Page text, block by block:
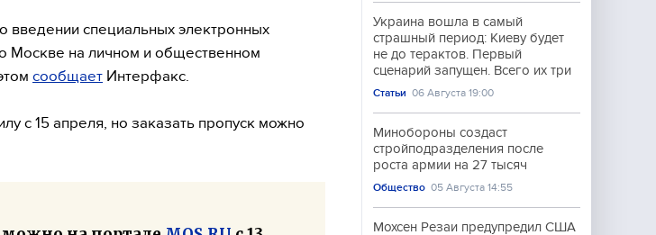
введении специальных электронных
Москве на личном и общественном
сообщает Интерфакс.
с 15 апреля, но заказать пропуск можно
Украина вошла в самый
страшный период: Киеву будет
не до терактов. Первый
сценарий запущен. Всего их три
Статьи 06 Августа 19:00
Минобороны создаст
стройподразделения после
роста армии на 27 тысяч
Общество 05 Августа 14:55
Мохсен Резаи предупредил США